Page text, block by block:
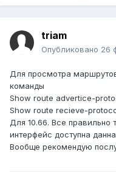
triam
Опубликовано 26
Для просмотра
команды
Show route advertice-
Show route recieve-
Для 10.66. Все правильно
интерфейс доступна
Вообще рекомендую